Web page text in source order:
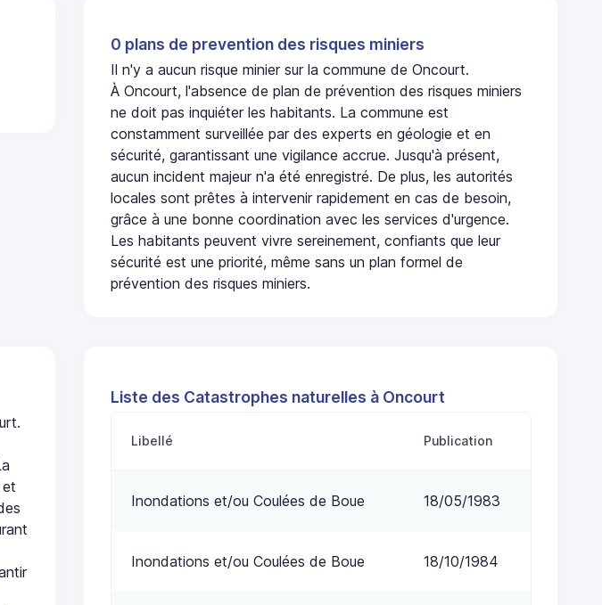
0 plans de prevention des risques miniers
Il n'y a aucun risque minier sur la commune de Oncourt.
À Oncourt, l'absence de plan de prévention des risques miniers
ne doit pas inquiéter les habitants. La commune est
constamment surveillée par des experts en géologie et en
sécurité, garantissant une vigilance accrue. Jusqu'à présent,
aucun incident majeur n'a été enregistré. De plus, les autorités
locales sont prêtes à intervenir rapidement en cas de besoin,
grâce à une bonne coordination avec les services d'urgence.
Les habitants peuvent vivre sereinement, confiants que leur
sécurité est une priorité, même sans un plan formel de
prévention des risques miniers.
Liste des Catastrophes naturelles à Oncourt
Libellé Publication
Inondations et/ou Coulées de Boue 18/05/1983
Inondations et/ou Coulées de Boue 18/10/1984